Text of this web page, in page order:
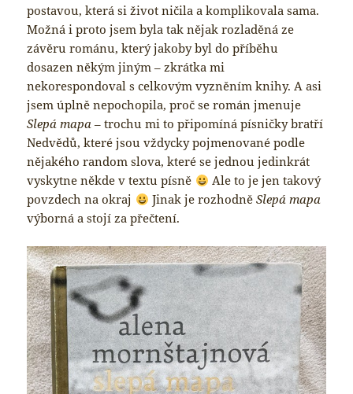
postavou, která si život ničila a komplikovala sama.
Možná i proto jsem byla tak nějak rozladěná ze
závěru románu, který jakoby byl do příběhu
dosazen někým jiným – zkrátka mi
nekorespondoval s celkovým vyzněním knihy. A asi
jsem úplně nepochopila, proč se román jmenuje
Slepá mapa – trochu mi to připomíná písničky bratří
Nedvědů, které jsou vždycky pojmenované podle
nějakého random slova, které se jednou jedinkrát
vyskytne někde v textu písně
Ale to je jen takový
povzdech na okraj
Jinak je rozhodně Slepá mapa
výborná a stojí za přečtení.